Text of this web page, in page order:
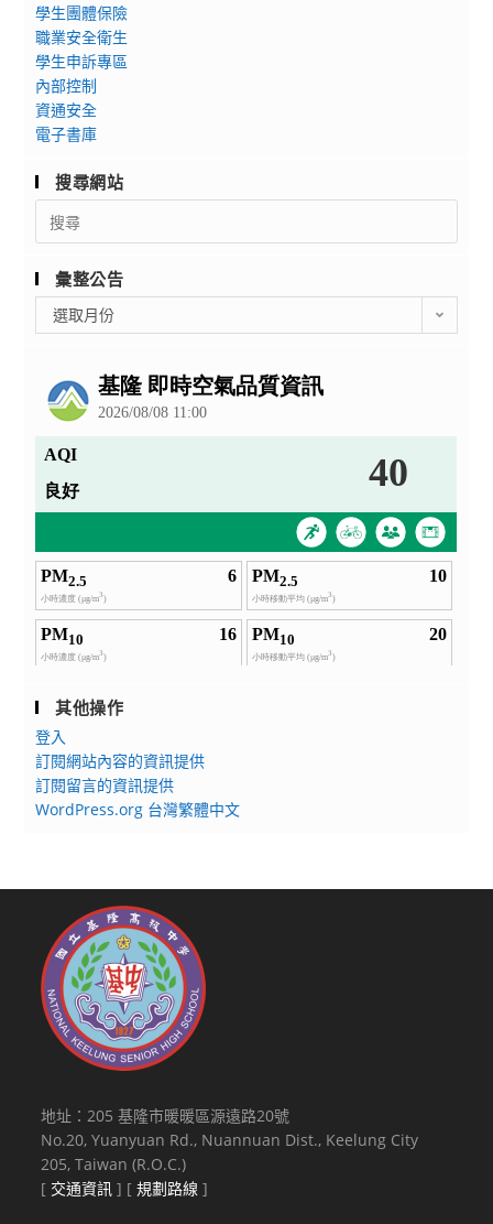
學生團體保險
職業安全衛生
學生申訴專區
內部控制
資通安全
電子書庫
搜尋網站
Search
for:
彙整公告
整
選取月份
其他操作
登入
訂閱網站內容的資訊提供
訂閱留言的資訊提供
WordPress.org 台灣繁體中文
地址：205 基隆市暖暖區源遠路20號
No.20, Yuanyuan Rd., Nuannuan Dist., Keelung City
205, Taiwan (R.O.C.)
[ 交通資訊 ] [規劃路線 ]